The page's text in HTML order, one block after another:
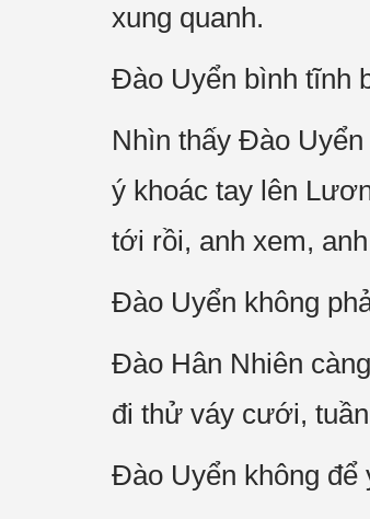
xung quanh.
Đào Uyển bình tĩnh
Nhìn thấy Đào
ý khoác tay lên
tới rồi, anh xem,
Đào Uyển không
Đào Hân Nhiên
đi thử váy cưới,
Đào Uyển không để